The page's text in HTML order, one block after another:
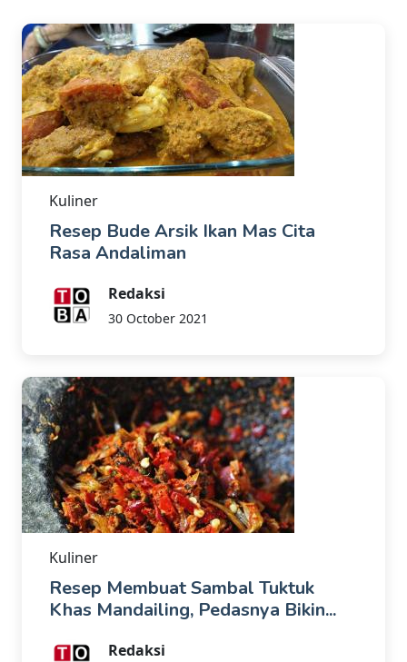
Kuliner
Resep Bude Arsik Ikan Mas Cita
Rasa Andaliman
Redaksi
30 October 2021
Kuliner
Resep Membuat Sambal Tuktuk
Khas Mandailing, Pedasnya Bikin...
Redaksi